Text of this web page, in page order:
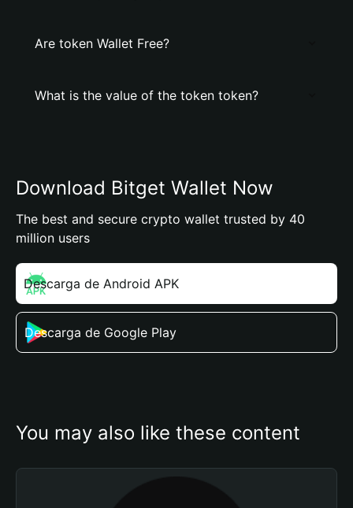
Are token Wallet Free?
What is the value of the token token?
Download Bitget Wallet Now
The best and secure crypto wallet trusted by 40
million users
Descarga de Android APK
Descarga de Google Play
You may also like these content